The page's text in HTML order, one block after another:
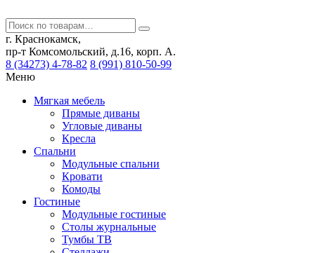
г. Краснокамск,
пр-т Комсомольский, д.16, корп. А.
8 (34273) 4-78-82 8 (991) 810-50-99
Меню
Мягкая мебель
Прямые диваны
Угловые диваны
Кресла
Спальни
Модульные спальни
Кровати
Комоды
Гостиные
Модульные гостиные
Столы журнальные
Тумбы ТВ